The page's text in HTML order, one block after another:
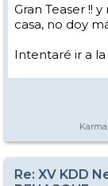
Gran Teaser !!
casa, no doy
Intentaré ir a
Karma:
Re: XV KDD